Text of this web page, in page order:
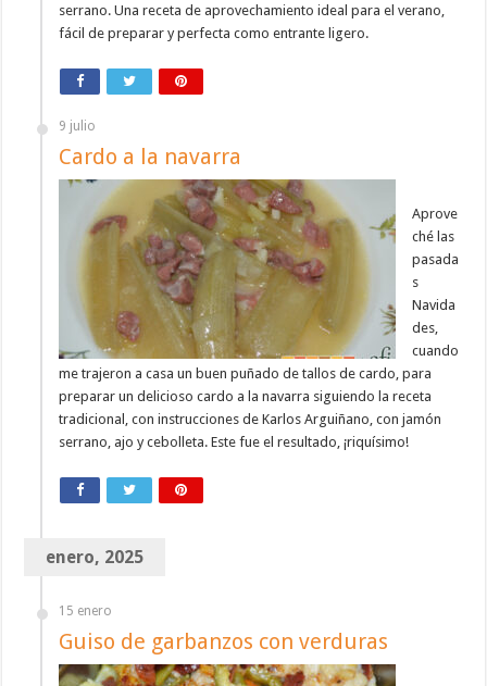
serrano. Una receta de aprovechamiento ideal para el verano,
fácil de preparar y perfecta como entrante ligero.
9 julio
Cardo a la navarra
Aprove
ché las
pasada
s
Navida
des,
cuando
me trajeron a casa un buen puñado de tallos de cardo, para
preparar un delicioso cardo a la navarra siguiendo la receta
tradicional, con instrucciones de Karlos Arguiñano, con jamón
serrano, ajo y cebolleta. Este fue el resultado, ¡riquísimo!
enero, 2025
15 enero
Guiso de garbanzos con verduras